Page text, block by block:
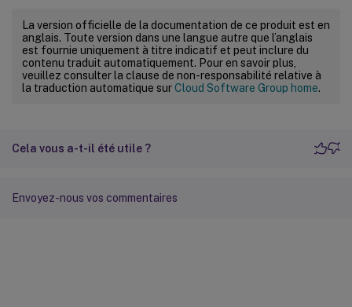
La version officielle de la documentation de ce produit est en
anglais. Toute version dans une langue autre que l’anglais
est fournie uniquement à titre indicatif et peut inclure du
contenu traduit automatiquement. Pour en savoir plus,
veuillez consulter la clause de non-responsabilité relative à
la traduction automatique surCloud Software Group home.
Cela vous a-t-il été utile ?
Envoyez-nous vos commentaires